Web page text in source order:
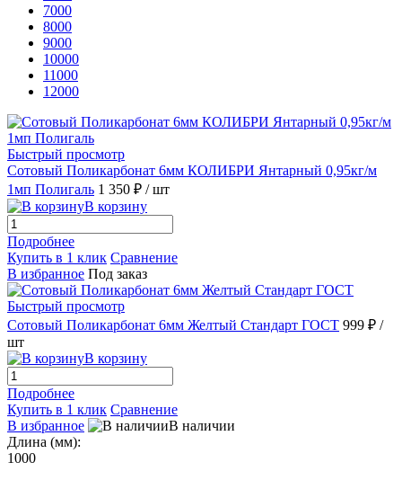
7000
8000
9000
10000
11000
12000
Быстрый просмотр
Сотовый Поликарбонат 6мм КОЛИБРИ Янтарный 0,95кг/м
1мп Полигаль 1 350 ₽ / шт
В корзину
Подробнее
Купить в 1 клик Сравнение
В избранное Под заказ
Быстрый просмотр
Сотовый Поликарбонат 6мм Желтый Стандарт ГОСТ 999 ₽ /
шт
В корзину
Подробнее
Купить в 1 клик Сравнение
В избранное
В наличии
Длина (мм):
1000